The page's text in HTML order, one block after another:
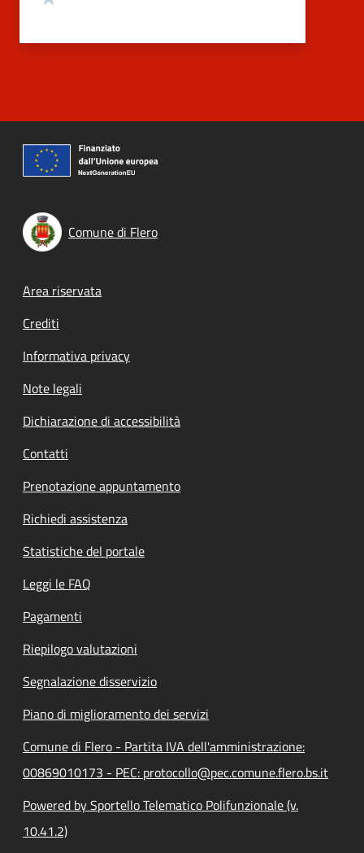
Comune di Flero
Footer menu
Area riservata
Crediti
Informativa privacy
Note legali
Dichiarazione di accessibilità
Contatti
Prenotazione appuntamento
Richiedi assistenza
Statistiche del portale
Leggi le FAQ
Pagamenti
Riepilogo valutazioni
Segnalazione disservizio
Piano di miglioramento dei servizi
Comune di Flero - Partita IVA dell'amministrazione:
00869010173 - PEC: protocollo@pec.comune.flero.bs.it
Powered by Sportello Telematico Polifunzionale (v.
10.41.2)